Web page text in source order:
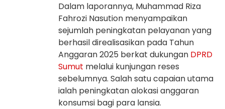
Dalam laporannya, Muhammad Riza
Fahrozi Nasution menyampaikan
sejumlah peningkatan pelayanan yang
berhasil direalisasikan pada Tahun
Anggaran 2025 berkat dukungan DPRD
Sumut melalui kunjungan reses
sebelumnya. Salah satu capaian utama
ialah peningkatan alokasi anggaran
konsumsi bagi para lansia.